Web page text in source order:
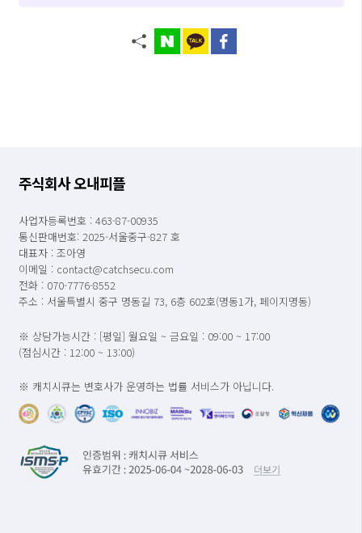
주식회사 오내피플
사업자등록번호 : 463-87-00935
통신판매번호: 2025-서울중구-827 호
대표자 : 조아영
이메일 : contact@catchsecu.com
전화 : 070-7776-8552
주소 : 서울특별시 중구 명동길 73, 6층 602호(명동1가, 페이지명동)
※ 상담가능시간 : [평일] 월요일 ~ 금요일 : 09:00 ~ 17:00
(점심시간 : 12:00 ~ 13:00)
※ 캐치시큐는 변호사가 운영하는 법률 서비스가 아닙니다.